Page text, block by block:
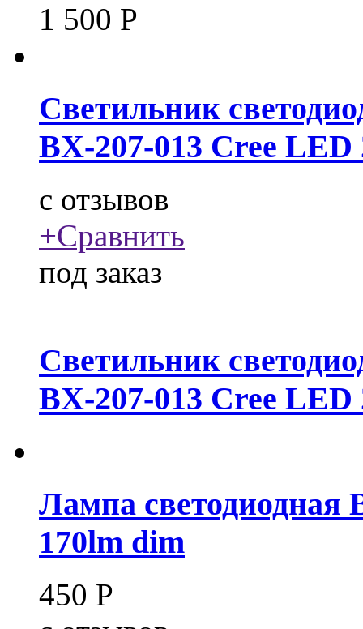
1 500 Р
Светильник
BX-207-013 Cree
c отзывов
+Сравнить
под заказ
Светильник
BX-207-013 Cree
Лампа светодиодная
170lm dim
450 Р